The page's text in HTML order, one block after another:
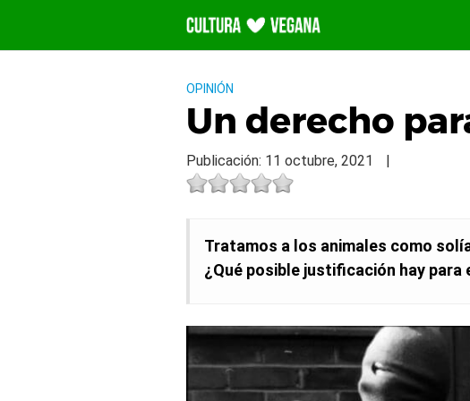
contenido
OPINIÓN
Un derecho
Publicación: 11 octubre, 2021 |
Tratamos a los animales como
¿Qué posible justificación hay para